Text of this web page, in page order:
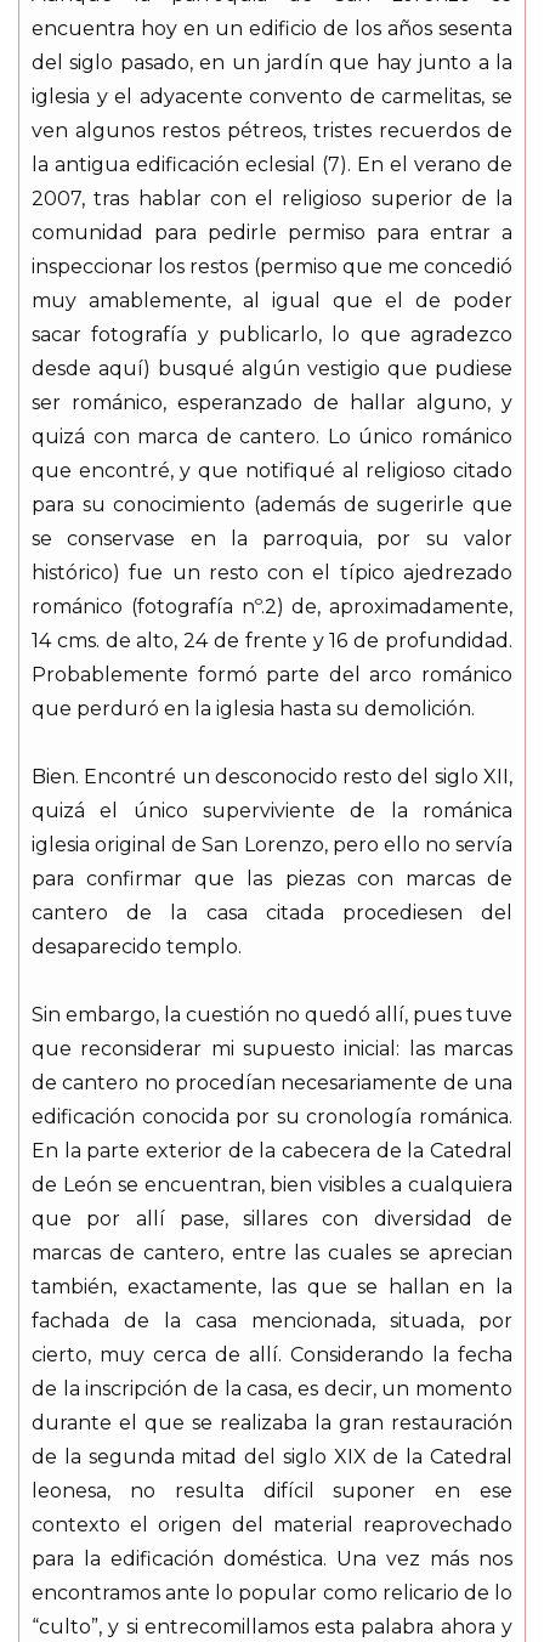
encuentra hoy en un edificio de los años sesenta
del siglo pasado, en un jardín que hay junto a la
iglesia y el adyacente convento de carmelitas, se
ven algunos restos pétreos, tristes recuerdos de
la antigua edificación eclesial (7). En el verano de
2007, tras hablar con el religioso superior de la
comunidad para pedirle permiso para entrar a
inspeccionar los restos (permiso que me concedió
muy amablemente, al igual que el de poder
sacar fotografía y publicarlo, lo que agradezco
desde aquí) busqué algún vestigio que pudiese
ser románico, esperanzado de hallar alguno, y
quizá con marca de cantero. Lo único románico
que encontré, y que notifiqué al religioso citado
para su conocimiento (además de sugerirle que
se conservase en la parroquia, por su valor
histórico) fue un resto con el típico ajedrezado
románico (fotografía nº.2) de, aproximadamente,
14 cms. de alto, 24 de frente y 16 de profundidad.
Probablemente formó parte del arco románico
que perduró en la iglesia hasta su demolición.
Bien. Encontré un desconocido resto del siglo XII,
quizá el único superviviente de la románica
iglesia original de San Lorenzo, pero ello no servía
para confirmar que las piezas con marcas de
cantero de la casa citada procediesen del
desaparecido templo.
Sin embargo, la cuestión no quedó allí, pues tuve
que reconsiderar mi supuesto inicial: las marcas
de cantero no procedían necesariamente de una
edificación conocida por su cronología románica.
En la parte exterior de la cabecera de la Catedral
de León se encuentran, bien visibles a cualquiera
que por allí pase, sillares con diversidad de
marcas de cantero, entre las cuales se aprecian
también, exactamente, las que se hallan en la
fachada de la casa mencionada, situada, por
cierto, muy cerca de allí. Considerando la fecha
de la inscripción de la casa, es decir, un momento
durante el que se realizaba la gran restauración
de la segunda mitad del siglo XIX de la Catedral
leonesa, no resulta difícil suponer en ese
contexto el origen del material reaprovechado
para la edificación doméstica. Una vez más nos
encontramos ante lo popular como relicario de lo
“culto”, y si entrecomillamos esta palabra ahora y